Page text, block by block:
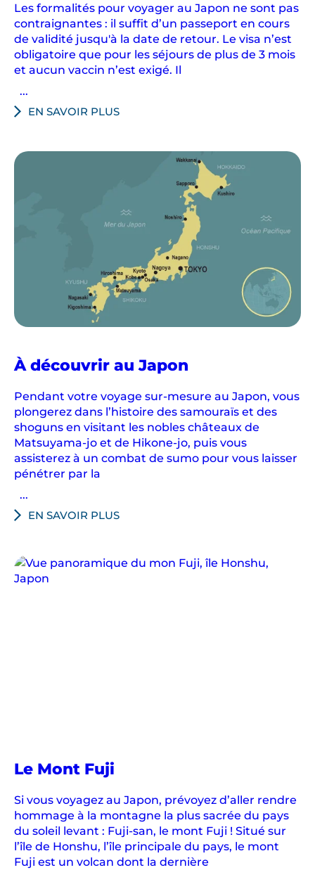
Les formalités pour voyager au Japon ne sont pas
contraignantes : il suffit d’un passeport en cours
de validité jusqu'à la date de retour. Le visa n’est
obligatoire que pour les séjours de plus de 3 mois
et aucun vaccin n’est exigé. Il
...
EN SAVOIR PLUS
À découvrir au Japon
Pendant votre voyage sur-mesure au Japon, vous
plongerez dans l’histoire des samouraïs et des
shoguns en visitant les nobles châteaux de
Matsuyama-jo et de Hikone-jo, puis vous
assisterez à un combat de sumo pour vous laisser
pénétrer par la
...
EN SAVOIR PLUS
Le Mont Fuji
Si vous voyagez au Japon, prévoyez d’aller rendre
hommage à la montagne la plus sacrée du pays
du soleil levant : Fuji-san, le mont Fuji ! Situé sur
l’île de Honshu, l’île principale du pays, le mont
Fuji est un volcan dont la dernière